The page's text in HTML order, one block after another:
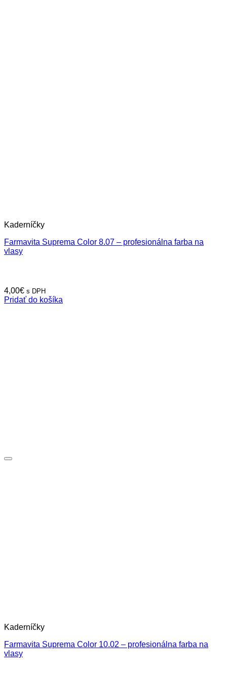
Kaderníčky
Farmavita Suprema Color 8.07 – profesionálna farba na
vlasy
4,00€ s DPH
Pridať do košíka
Kaderníčky
Farmavita Suprema Color 10.02 – profesionálna farba na
vlasy